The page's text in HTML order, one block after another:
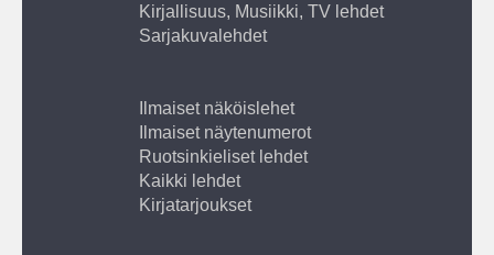
Kirjallisuus, Musiikki, TV lehdet
Sarjakuvalehdet
Ilmaiset näköislehet
Ilmaiset näytenumerot
Ruotsinkieliset lehdet
Kaikki lehdet
Kirjatarjoukset